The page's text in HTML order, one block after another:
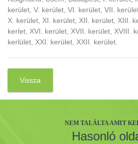
kerület, V. kerület, VI. kerület, VII.
X. kerület, XI. kerület, XII. kerület, XIII.
kerlet, XVI. kerület, XVII. kerület, XVIII.
kerlület, XXI. kerület, XXII. kerület.
Vissza
NEM TALÁLTA AMIT
Hasonló